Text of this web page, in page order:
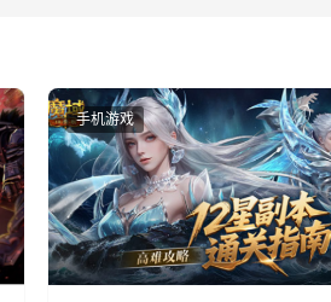
手机游戏